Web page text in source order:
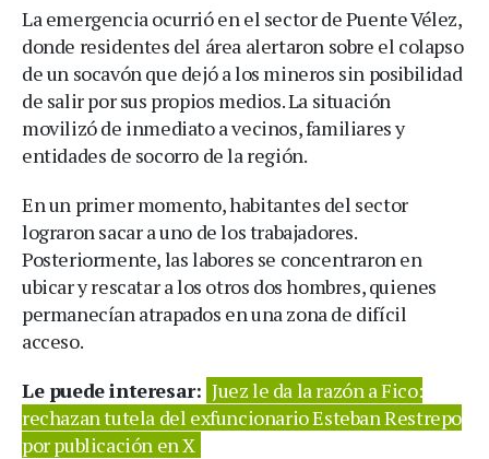
La emergencia ocurrió en el sector de Puente Vélez,
donde residentes del área alertaron sobre el colapso
de un socavón que dejó a los mineros sin posibilidad
de salir por sus propios medios. La situación
movilizó de inmediato a vecinos, familiares y
entidades de socorro de la región.
En un primer momento, habitantes del sector
lograron sacar a uno de los trabajadores.
Posteriormente, las labores se concentraron en
ubicar y rescatar a los otros dos hombres, quienes
permanecían atrapados en una zona de difícil
acceso.
Le puede interesar: Juez le da la razón a Fico:
rechazan tutela del exfuncionario Esteban Restrepo
por publicación en X